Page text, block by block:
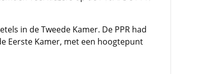
in de Tweede Kamer. De PPR had
Eerste Kamer, met een hoogtepunt